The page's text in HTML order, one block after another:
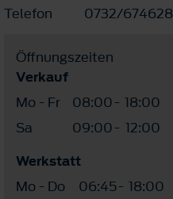
Telefon
0732/674628
Öffnungszeiten
Verkauf
Mo - Fr
08:00- 18:00
Sa
09:00- 12:00
Werkstatt
Mo - Do
06:45- 18:00